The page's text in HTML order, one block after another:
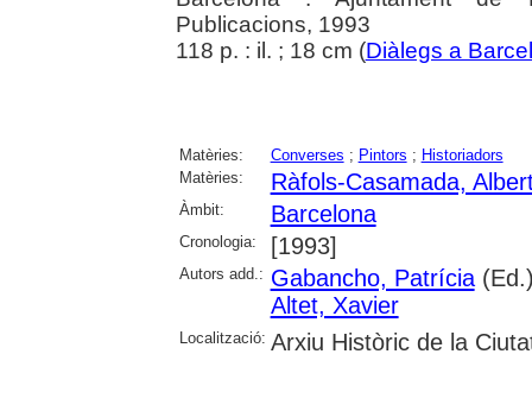
Publicacions, 1993
118 p. : il. ; 18 cm (Diàlegs a
Matèries: Converses ; Pintors ; Historiadors
Matèries:
Ràfols-Casamada,
Àmbit: Barcelona
Cronologia: [1993]
Autors add.: Gabancho, Patrícia
Altet, Xavier
Localització: Arxiu Històric de la